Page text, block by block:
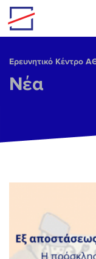
Skip to main content
Ερευνητικό Κέντρο
Νέα